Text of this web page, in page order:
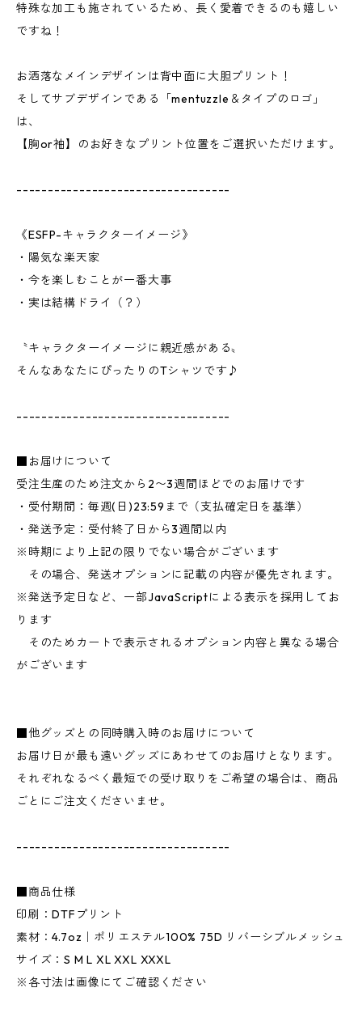
特殊な加工も施されているため、長く愛着できるのも嬉しい
ですね！
お洒落なメインデザインは背中面に大胆プリント！
そしてサブデザインである「mentuzzle＆タイプのロゴ」
は、
【胸or袖】のお好きなプリント位置をご選択いただけます。
----------------------------------
《ESFP-キャラクターイメージ》
・陽気な楽天家
・今を楽しむことが一番大事
・実は結構ドライ（？）
〝キャラクターイメージに親近感がある〟
そんなあなたにぴったりのTシャツです♪
----------------------------------
■お届けについて
受注生産のため注文から2〜3週間ほどでのお届けです
・受付期間：毎週(日)23:59まで（支払確定日を基準）
・発送予定：受付終了日から3週間以内
※時期により上記の限りでない場合がございます
その場合、発送オプションに記載の内容が優先されます。
※発送予定日など、一部JavaScriptによる表示を採用してお
ります
そのためカートで表示されるオプション内容と異なる場合
がございます
■他グッズとの同時購入時のお届けについて
お届け日が最も遠いグッズにあわせてのお届けとなります。
それぞれなるべく最短での受け取りをご希望の場合は、商品
ごとにご注文くださいませ。
----------------------------------
■商品仕様
印刷：DTFプリント
素材：4.7oz｜ポリエステル100% 75D リバーシブルメッシュ
サイズ：S M L XL XXL XXXL
※各寸法は画像にてご確認ください